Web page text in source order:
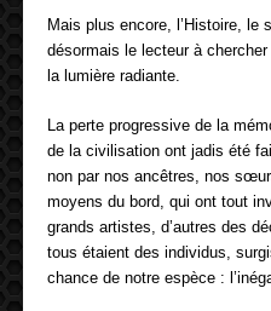
Mais plus encore, l’Histoire, le
désormais le lecteur à
la lumière radiante.
La perte progressive de la
de la civilisation ont jadis été
non par nos ancêtres, nos
moyens du bord, qui ont tout
grands artistes, d’autres des
tous étaient des individus,
chance de notre espèce :